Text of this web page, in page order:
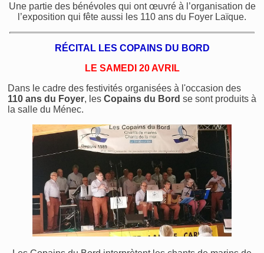
Une partie des bénévoles qui ont œuvré à l’organisation de
l’exposition qui fête aussi les 110 ans du Foyer Laïque.
RÉCITAL LES COPAINS DU BORD
LE SAMEDI 20 AVRIL
Dans le cadre des festivités organisées à l'occasion des
110 ans du Foyer, les Copains du Bord se sont produits à
la salle du Ménec.